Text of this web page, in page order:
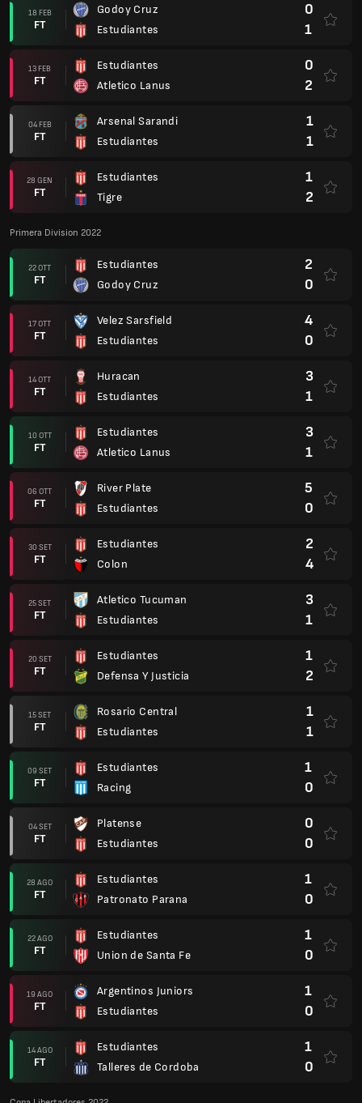
18 FEB
FT
Godoy Cruz
Estudiantes
0
1
13 FEB
FT
Estudiantes
Atletico Lanus
0
2
04 FEB
FT
Arsenal Sarandi
Estudiantes
1
1
28 GEN
FT
Estudiantes
Tigre
1
2
Primera Division 2022
22 OTT
FT
Estudiantes
Godoy Cruz
2
0
17 OTT
FT
Velez Sarsfield
Estudiantes
4
0
14 OTT
FT
Huracan
Estudiantes
3
1
10 OTT
FT
Estudiantes
Atletico Lanus
3
1
06 OTT
FT
River Plate
Estudiantes
5
0
30 SET
FT
Estudiantes
Colon
2
4
25 SET
FT
Atletico Tucuman
Estudiantes
3
1
20 SET
FT
Estudiantes
Defensa Y Justicia
1
2
15 SET
FT
Rosario Central
Estudiantes
1
1
09 SET
FT
Estudiantes
Racing
1
0
04 SET
FT
Platense
Estudiantes
0
0
28 AGO
FT
Estudiantes
Patronato Parana
1
0
22 AGO
FT
Estudiantes
Union de Santa Fe
1
0
19 AGO
FT
Argentinos Juniors
Estudiantes
1
0
14 AGO
FT
Estudiantes
Talleres de Cordoba
1
0